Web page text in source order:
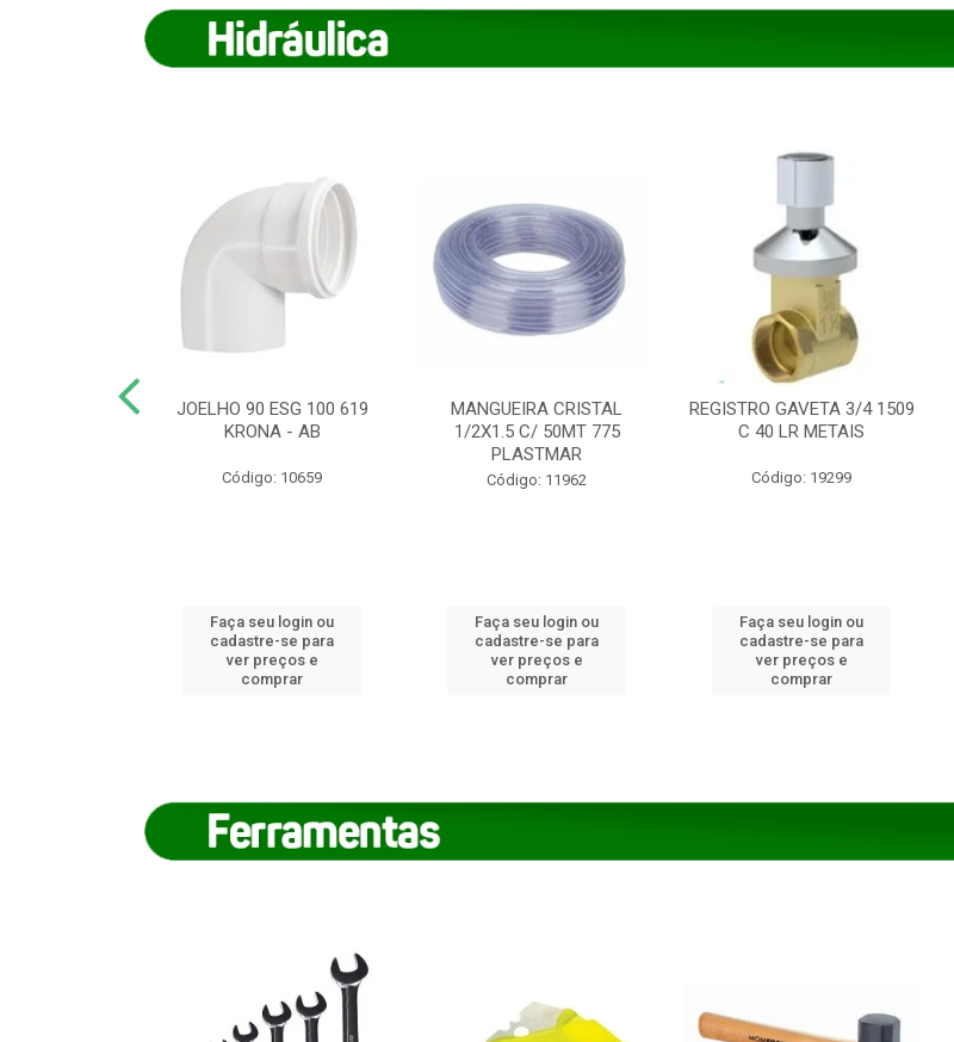
JOELHO 90 ESG 100 619
KRONA - AB
Código: 10659
Faça seu login ou
cadastre-se para
ver preços e
comprar
MANGUEIRA CRISTAL
1/2X1.5 C/ 50MT 775
PLASTMAR
Código: 11962
Faça seu login ou
cadastre-se para
ver preços e
comprar
REGISTRO GAVETA 3/4 1509
C 40 LR METAIS
Código: 19299
Faça seu login ou
cadastre-se para
ver preços e
comprar